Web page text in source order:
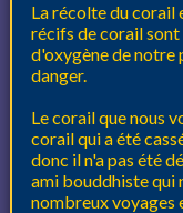
La récolte du corail
récifs de corail sont
d'oxygène de notre
danger.
Le corail que nous
corail qui a été
donc il n'a pas été
ami bouddhiste qui
nombreux voyages